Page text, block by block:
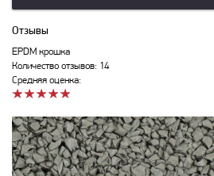
Отзывы
EPDM крошка
Количество отзывов: 14
Средняя оценка: